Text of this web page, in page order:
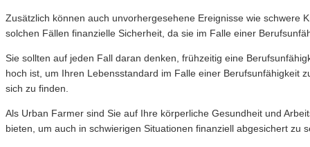
Zusätzlich können auch unvorhergesehene Ereignisse wie schwere
solchen Fällen finanzielle Sicherheit, da sie im Falle einer
Sie sollten auf jeden Fall daran denken, frühzeitig eine
hoch ist, um Ihren Lebensstandard im Falle einer Berufsunfähigkeit
sich zu finden.
Als Urban Farmer sind Sie auf Ihre körperliche Gesundheit und
bieten, um auch in schwierigen Situationen finanziell abgesichert zu